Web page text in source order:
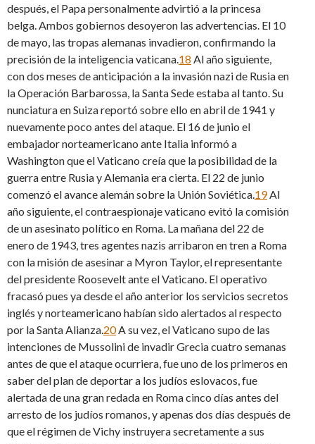
después, el Papa personalmente advirtió a la princesa
belga. Ambos gobiernos desoyeron las advertencias. El 10
de mayo, las tropas alemanas invadieron, confirmando la
precisión de la inteligencia vaticana. 18 Al año siguiente,
con dos meses de anticipación a la invasión nazi de Rusia en
la Operación Barbarossa, la Santa Sede estaba al tanto. Su
nunciatura en Suiza reportó sobre ello en abril de 1941 y
nuevamente poco antes del ataque. El 16 de junio el
embajador norteamericano ante Italia informó a
Washington que el Vaticano creía que la posibilidad de la
guerra entre Rusia y Alemania era cierta. El 22 de junio
comenzó el avance alemán sobre la Unión Soviética. 19Al
año siguiente, el contraespionaje vaticano evitó la comisión
de un asesinato político en Roma. La mañana del 22 de
enero de 1943, tres agentes nazis arribaron en tren a Roma
con la misión de asesinar a Myron Taylor, el representante
del presidente Roosevelt ante el Vaticano. El operativo
fracasó pues ya desde el año anterior los servicios secretos
inglés y norteamericano habían sido alertados al respecto
por la Santa Alianza. 20A su vez, el Vaticano supo de las
intenciones de Mussolini de invadir Grecia cuatro semanas
antes de que el ataque ocurriera, fue uno de los primeros en
saber del plan de deportar a los judíos eslovacos, fue
alertada de una gran redada en Roma cinco días antes del
arresto de los judíos romanos, y apenas dos días después de
que el régimen de Vichy instruyera secretamente a sus